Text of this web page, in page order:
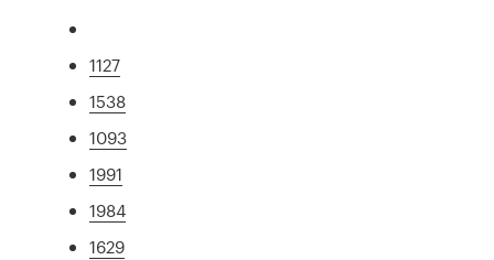
1127
1538
1093
1991
1984
1629